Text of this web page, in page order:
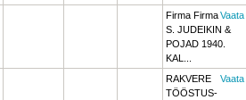
Vaata
Firma Firma
S. JUDEIKIN &
POJAD 1940.
KAL...
Vaata
RAKVERE
TÖÖSTUS-